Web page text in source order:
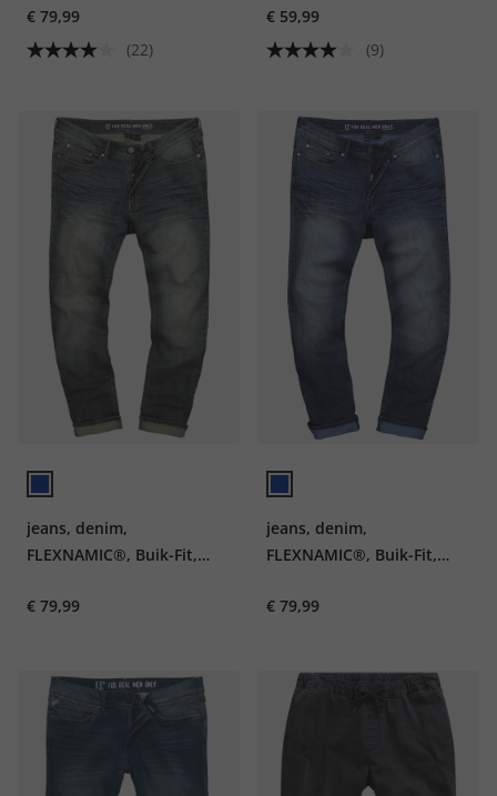
€ 79,99
(22)
€ 59,99
(9)
jeans, denim,
FLEXNAMIC®, Buik-Fit,
5-pocket, tot maat 36/72,
€ 79,99
jeans, denim,
FLEXNAMIC®, Buik-Fit,
5-pocket, tot maat 36/72,
€ 79,99